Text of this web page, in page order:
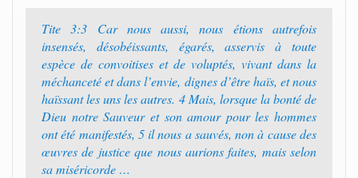
Tite 3:3 Car nous aussi, nous étions autrefois
insensés, désobéissants, égarés, asservis à toute
espèce de convoitises et de voluptés, vivant dans la
méchanceté et dans l’envie, dignes d’être haïs, et nous
haïssant les uns les autres. 4 Mais, lorsque la bonté de
Dieu notre Sauveur et son amour pour les hommes
ont été manifestés, 5 il nous a sauvés, non à cause des
œuvres de justice que nous aurions faites, mais selon
sa miséricorde …